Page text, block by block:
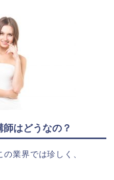
はどうなの？
業界では珍しく、